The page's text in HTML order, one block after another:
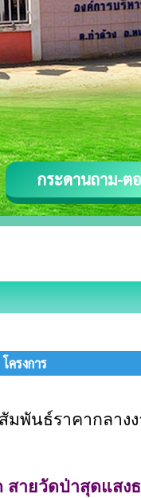
กระดานถาม-ต
ครงการ
พันธ์ราคากลาง
สายวัดป่าสุดแส